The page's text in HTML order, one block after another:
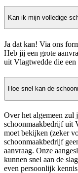
Kan ik mijn volledige
Ja dat kan! Via ons
Heb jij een grote
uit Vlagtwedde die een
Hoe snel kan de
Over het algemeen zul
schoonmaakbedrijf uit
moet bekijken (zeker
schoonmaakbedrijf
aanvraag. Onze
kunnen snel aan de
even persoonlijk